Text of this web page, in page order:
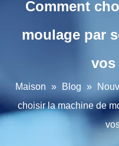
BlogComment
moulage par
vos
Maison » Blog »
choisir la machine de